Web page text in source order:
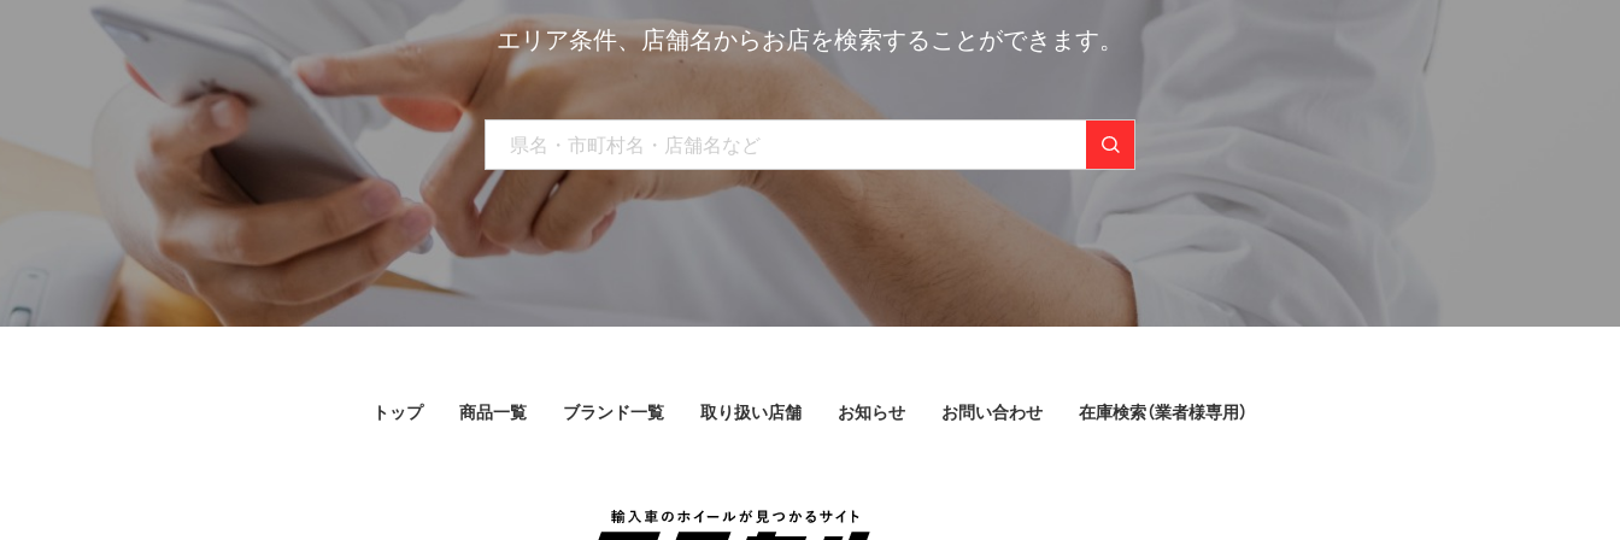
エリア条件、店舗名からお店を検索することができます。
トップ 商品一覧 ブランド一覧 取り扱い店舗 お知らせ お問い合わせ 在庫検索（業者様専用）